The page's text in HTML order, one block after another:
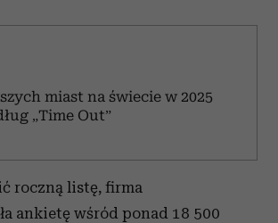
miast na świecie w 2025
„Time Out”
roczną listę, firma
ankietę wśród ponad 18 500